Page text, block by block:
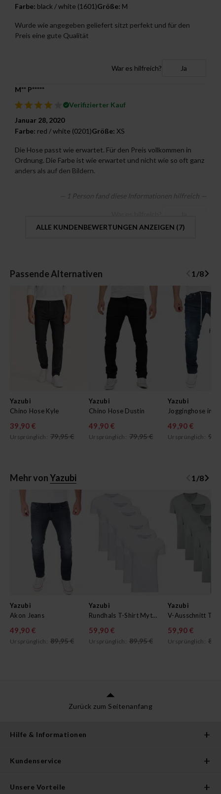
Farbe: black / white (1601)Größe: M
Wurde wie angegeben geliefert sitzt perfekt und für den
Preis eine gute Qualität
War es hilfreich? Ja
M** P*****
Verifizierter Kauf
Januar 28, 2020
Farbe: red / white (0201)Größe:XS
Die Hose passt wie erwartet. Für den Preis vollkommen in
Ordnung. Die Farbe ist wie erwartet und nicht wie so oft ganz
anders als auf den Bildern.
— 1 Person fand diese Informationen hilfreich —
ALLE KUNDENBEWERTUNGEN ANZEIGEN (7)
Passende Alternativen 1/8
Yazubi
Chino Hose Kyle
39,90 €
Ursprünglich: 79,95 €
Yazubi
Chino Hose Dustin
49,90 €
Ursprünglich: 79,95 €
Yazubi
49,90 €
Ursprünglich:
Mehr vonYazubi 1 /8
Yazubi
Akon Jeans
49,90 €
Ursprünglich: 89,95 €
Yazubi
Rundhals T-Shirt Mythic im 5er Pack
59,90 €
Ursprünglich: 89,95 €
Yazubi
59,90 €
Ursprünglich:
Zurück zum Seitenanfang
Hilfe & Informationen
Kundenservice
Unsere Vorteile